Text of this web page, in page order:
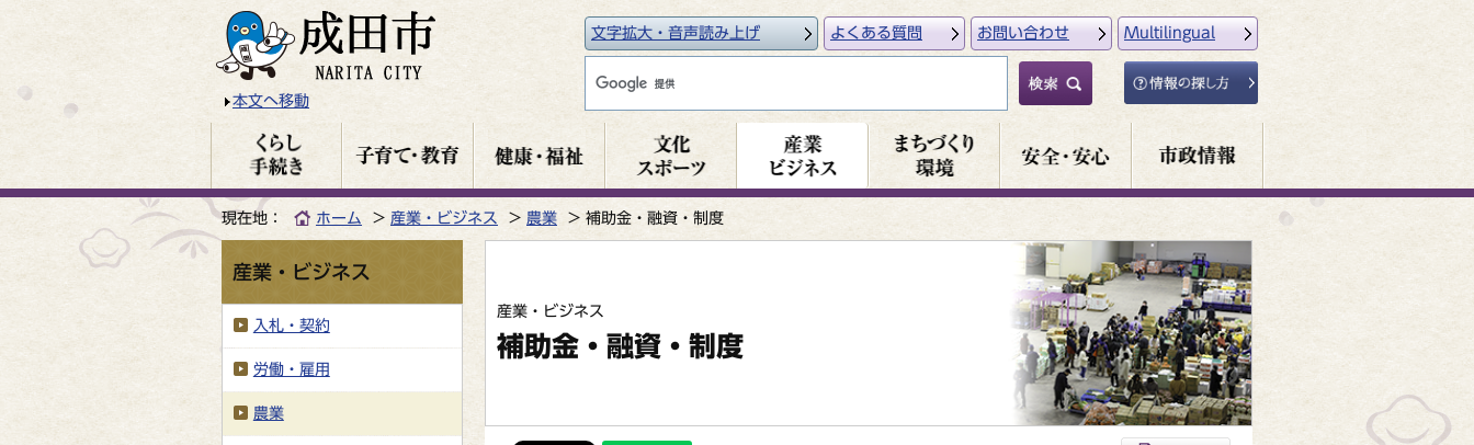
本文へ移動
文字拡大・音声読み上げ よくある質問 お問い合わせ Multilingual
現在地： ホーム 産業・ビジネス 農業 補助金・融資・制度
産業・ビジネス
補助金・融資・制度
産業・ビジネス
入札・契約
労働・雇用
農業